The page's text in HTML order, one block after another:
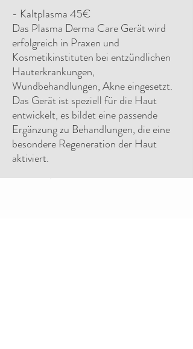
- Kaltplasma 45€
Das Plasma Derma Care Gerät wird
erfolgreich in Praxen und
Kosmetikinstituten bei entzündlichen
Hauterkrankungen,
Wundbehandlungen, Akne eingesetzt.
Das Gerät ist speziell für die Haut
entwickelt, es bildet eine passende
Ergänzung zu Behandlungen, die eine
besondere Regeneration der Haut
aktiviert.